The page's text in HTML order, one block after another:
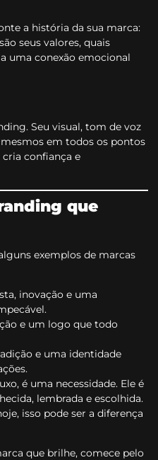
a história da sua marca:
seus valores, quais
uma conexão emocional
Seu visual, tom de voz
em todos os pontos
confiança e
que
exemplos de marcas
inovação e uma
e um logo que todo
e uma identidade
é uma necessidade. Ele é
lembrada e escolhida.
isso pode ser a diferença
que brilhe, comece pelo